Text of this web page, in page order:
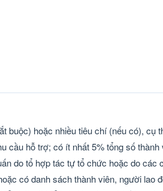
buộc) hoặc nhiều tiêu chí (nếu có), cụ
cầu hỗ trợ; có ít nhất 5% tổng số
do tổ hợp tác tự tổ chức hoặc do các
có danh sách thành viên, người lao